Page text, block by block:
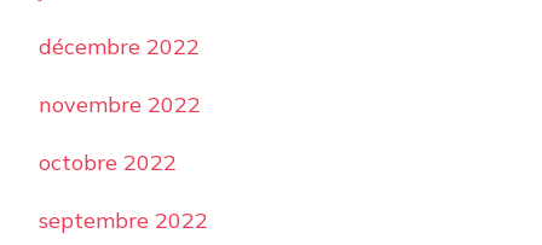
décembre 2022
novembre 2022
octobre 2022
septembre 2022